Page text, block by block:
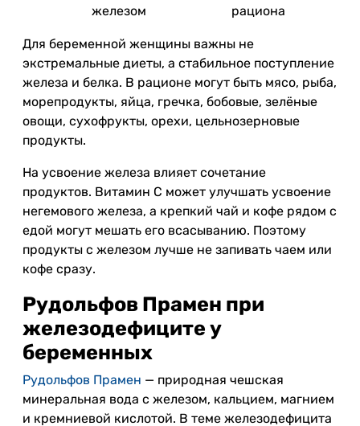
железом
рациона
Для беременной женщины важны не
экстремальные диеты, а стабильное поступление
железа и белка. В рационе могут быть мясо, рыба,
морепродукты, яйца, гречка, бобовые, зелёные
овощи, сухофрукты, орехи, цельнозерновые
продукты.
На усвоение железа влияет сочетание
продуктов. Витамин C может улучшать усвоение
негемового железа, а крепкий чай и кофе рядом с
едой могут мешать его всасыванию. Поэтому
продукты с железом лучше не запивать чаем или
кофе сразу.
Рудольфов Прамен при
железодефиците у
беременных
Рудольфов Прамен — природная чешская
минеральная вода с железом, кальцием, магнием
и кремниевой кислотой. В теме железодефицита